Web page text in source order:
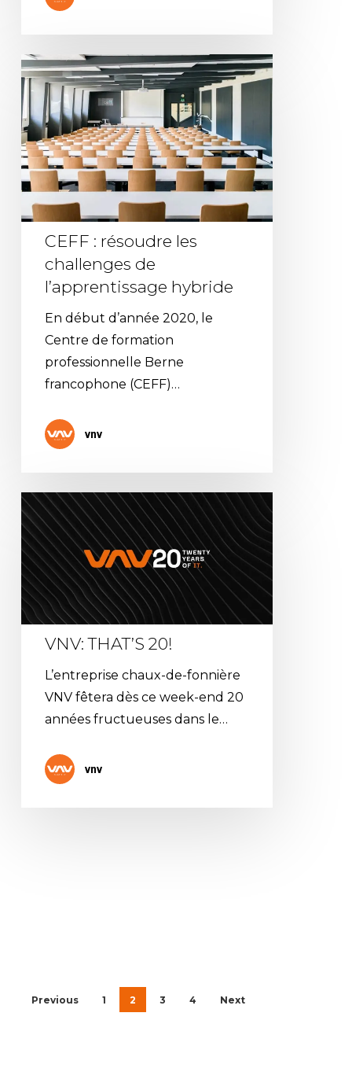
CEFF
résoudre
les
challenges
de
l’apprentissage
hybride
CEFF : résoudre les
challenges de
l’apprentissage hybride
En début d’année 2020, le
Centre de formation
professionnelle Berne
francophone (CEFF)…
vnv
VNV:
THAT’S
20!
VNV: THAT’S 20!
L’entreprise chaux-de-fonnière
VNV fêtera dès ce week-end 20
années fructueuses dans le…
vnv
Previous 1 2 3 4 Next